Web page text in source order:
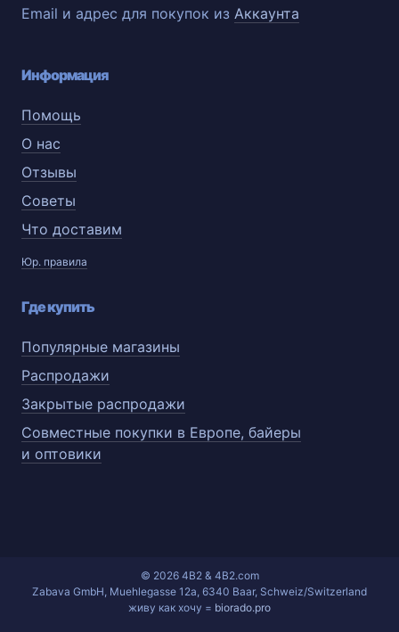
Email и адрес для покупок из Аккаунта
Информация
Помощь
О нас
Отзывы
Советы
Что доставим
Юр. правила
Где купить
Популярные магазины
Распродажи
Закрытые распродажи
Совместные покупки в Европе, байеры
и оптовики
© 2026 4B2 & 4B2.com
Zabava GmbH, Muehlegasse 12a, 6340 Baar, Schweiz/Switzerland
живу как хочу = biorado.pro